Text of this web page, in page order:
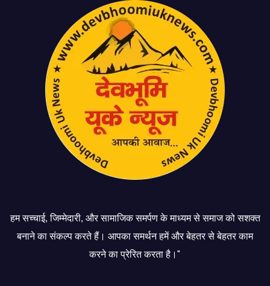
हम सच्चाई, जिम्मेदारी, और सामाजिक समर्पण के माध्यम से समाज को सशक्त
बनाने का संकल्प करते हैं। आपका समर्थन हमें और बेहतर से बेहतर काम
करने का प्रेरित करता है।"